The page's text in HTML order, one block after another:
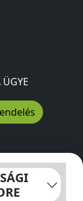
ÜGYE
GÖDRESport u